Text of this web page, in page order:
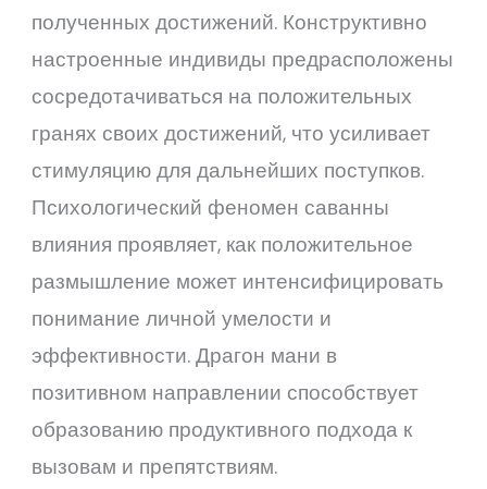
полученных достижений. Конструктивно
настроенные индивиды предрасположены
сосредотачиваться на положительных
гранях своих достижений, что усиливает
стимуляцию для дальнейших поступков.
Психологический феномен саванны
влияния проявляет, как положительное
размышление может интенсифицировать
понимание личной умелости и
эффективности. Драгон мани в
позитивном направлении способствует
образованию продуктивного подхода к
вызовам и препятствиям.